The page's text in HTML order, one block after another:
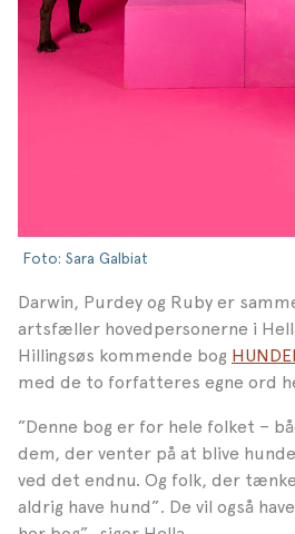
Foto: Sara Galbiat
Darwin, Purdey og Ruby er
artsfæller hovedpersonerne i
Hillingsøs kommende bog
med de to forfatteres egne ord
”Denne bog er for hele folket –
dem, der venter på at blive
ved det endnu. Og folk, der
aldrig have hund”. De vil også